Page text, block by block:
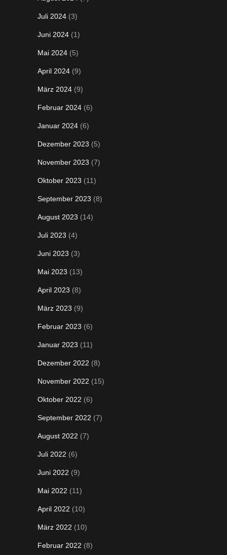
Juli 2024 (3)
Juni 2024 (1)
Mai 2024 (5)
April 2024 (9)
März 2024 (9)
Februar 2024 (6)
Januar 2024 (6)
Dezember 2023 (5)
November 2023 (7)
Oktober 2023 (11)
September 2023 (8)
August 2023 (14)
Juli 2023 (4)
Juni 2023 (3)
Mai 2023 (13)
April 2023 (8)
März 2023 (9)
Februar 2023 (6)
Januar 2023 (11)
Dezember 2022 (8)
November 2022 (15)
Oktober 2022 (6)
September 2022 (7)
August 2022 (7)
Juli 2022 (6)
Juni 2022 (9)
Mai 2022 (11)
April 2022 (10)
März 2022 (10)
Februar 2022 (8)